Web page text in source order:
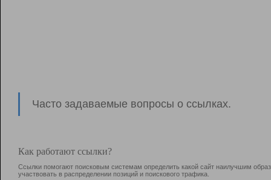
Часто задаваемые вопросы о ссылках.
Как работают ссылки?
Ссылки помогают поисковым системам определить какой сайт наилучшим
участвовать в раcпределении позиций и поискового трафика.